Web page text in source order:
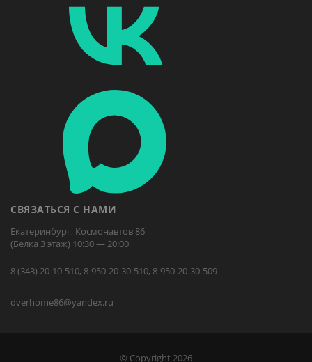
СВЯЗАТЬСЯ С НАМИ
Екатеринбург, Космонавтов 86
(Белка 3 этаж) 10:30 — 20:00
8 (343) 20-10-510, 8-950-20-30-510, 8-950-20-30-509
dverhome86@yandex.ru
© Copyright 2026